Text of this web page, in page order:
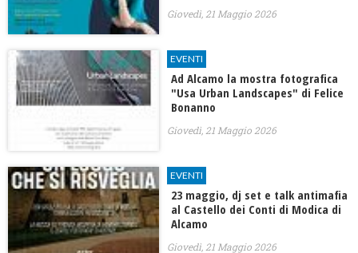
Giovedì, 21 Maggio 2026
EVENTI
Ad Alcamo la mostra fotografica
"Usa Urban Landscapes" di Felice
Bonanno
Giovedì, 21 Maggio 2026
EVENTI
23 maggio, dj set e talk antimafia
al Castello dei Conti di Modica di
Alcamo
Giovedì, 21 Maggio 2026